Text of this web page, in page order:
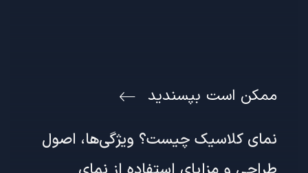
ممکن است بپسندید
نمای کلاسیک چیست؟ ویژگی‌ها، اصول